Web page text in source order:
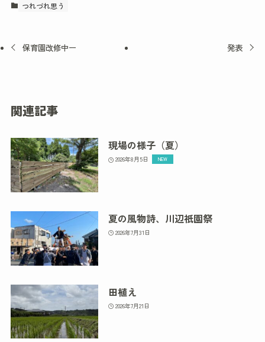
つれづれ思う
保育園改修中ー 発表
関連記事
現場の様子（夏）
2026年8月5日
夏の風物詩、川辺祇園祭
2026年7月31日
田植え
2026年7月21日